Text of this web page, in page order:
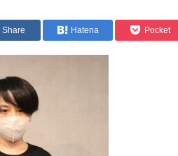
Share Hatena Pocket